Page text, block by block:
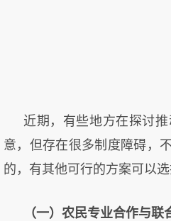
近期，有些地方在探讨
意，但存在很多制度障碍，
的，有其他可行的方案可以选
（一）农民专业合作与联